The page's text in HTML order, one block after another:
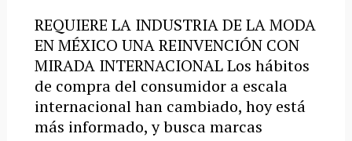
REQUIERE LA INDUSTRIA DE LA MODA
EN MÉXICO UNA REINVENCIÓN CON
MIRADA INTERNACIONAL Los hábitos
de compra del consumidor a escala
internacional han cambiado, hoy está
más informado, y busca marcas